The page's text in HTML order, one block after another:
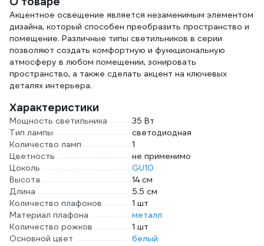
L
Акцентное освещение является незаменимым элементом
дизайна, который способен преобразить пространство и
помещение. Различные типы светильников в серии
позволяют создать комфортную и функциональную
атмосферу в любом помещении, зонировать
пространство, а также сделать акцент на ключевых
деталях интерьера.
Характеристики
Мощность светильника
35 Вт
Тип лампы
светодиодная
Количество ламп
1
Цветность
не применимо
Цоколь
GU10
Высота
14 см
Длина
5.5 см
Количество плафонов
1 шт
Материал плафона
металл
Количество рожков
1 шт
Основной цвет
белый